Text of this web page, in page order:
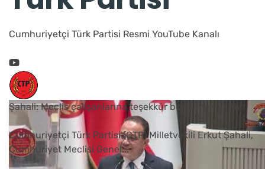
Cumhuriyetçi Türk Partisi Resmi YouTube Kanalı
Şahali: Meclis çalışanlarına teşekkür borcumuz vardır
Cumhuriyetçi Türk Partisi (CTP) Milletvekili Erkut Şahali,
Cumhuriyet Meclisi Genel...